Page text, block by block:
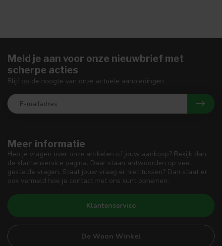
Meer informatie
Heb je vragen over onze artikelen of jouw aankoop? Bekijk dan
de klantenservice pagina. Daar staan antwoorden op veel
gestelde vragen. Staat jouw vraag er niet tussen? Dan staat er
ook vermeld hoe je contact met ons kunt opnemen.
Klantenservice
De Woon Winkel
Meld je aan voor onze nieuwbrief met
scherpe acties
Blijf op de hoogte van onze actuele aanbiedingen